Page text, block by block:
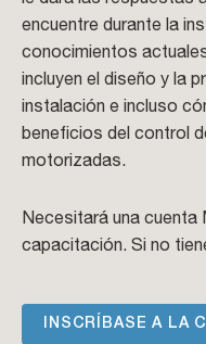
encuentre durante la
conocimientos
incluyen el diseño y la
instalación e incluso
beneficios del control
motorizadas.
Necesitará una cuenta
capacitación. Si no
INSCRÍBASE A LA